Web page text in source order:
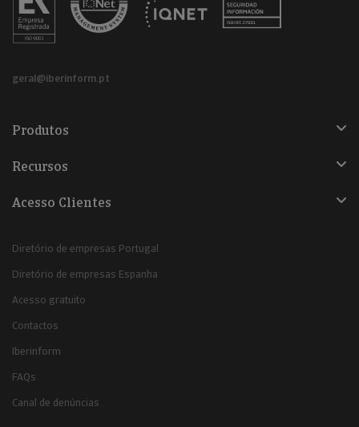
geral@iberinform.pt
Produtos
Recursos
Acesso Clientes
Diretório de empresas Portugal
Diretório de empresas Espanha
Acesso gratuito
Contactos
Iberinform
FAQs
Canal de denúncias